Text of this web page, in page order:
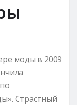
моды в 2009
Страстный